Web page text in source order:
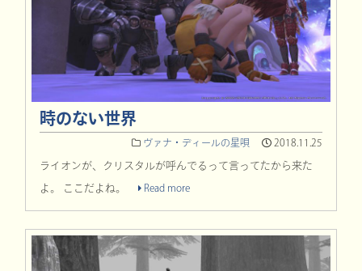
時のない世界
ヴァナ・ディールの星唄 2018.11.25
ライオンが、クリスタルが呼んでるって言ってたから来た
よ。 ここだよね。 Read more